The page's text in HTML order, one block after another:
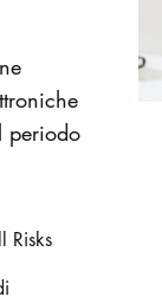
periodo
Risks